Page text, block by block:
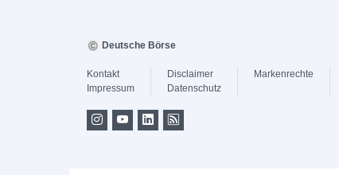
Deutsche Börse
Kontakt
Impressum
Disclaimer
Datenschutz
Markenrechte